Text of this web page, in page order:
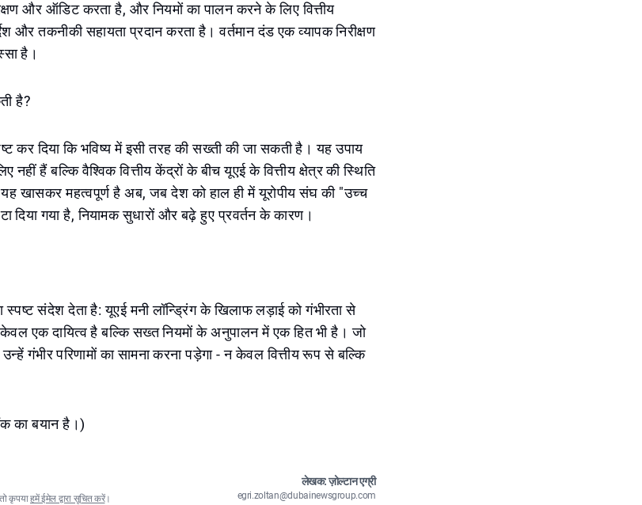
और ऑडिट करता है, और नियमों का पालन करने के लिए वित्तीय
और तकनीकी सहायता प्रदान करता है। वर्तमान दंड एक व्यापक निरीक्षण
है।
है?
कर दिया कि भविष्य में इसी तरह की सख्ती की जा सकती है। यह उपाय
हैं बल्कि वैश्विक वित्तीय केंद्रों के बीच यूएई के वित्तीय क्षेत्र की स्थिति
खासकर महत्वपूर्ण है अब, जब देश को हाल ही में यूरोपीय संघ की "उच्च
दिया गया है, नियामक सुधारों और बढ़े हुए प्रवर्तन के कारण।
स्पष्ट संदेश देता है: यूएई मनी लॉन्ड्रिंग के खिलाफ लड़ाई को गंभीरता से
केवल एक दायित्व है बल्कि सख्त नियमों के अनुपालन में एक हित भी है। जो
गंभीर परिणामों का सामना करना पड़ेगा - न केवल वित्तीय रूप से बल्कि
का बयान है।)
कृपयाहमें ईमेल द्वारा सूचित करें।
लेखक: ज़ोल्टान एग्री
egri.zoltan@dubainewsgroup.com